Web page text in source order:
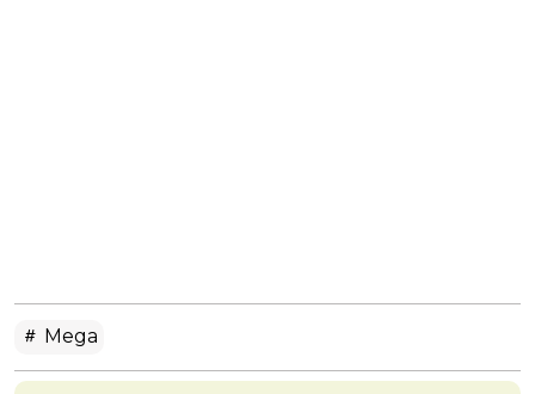
Mega